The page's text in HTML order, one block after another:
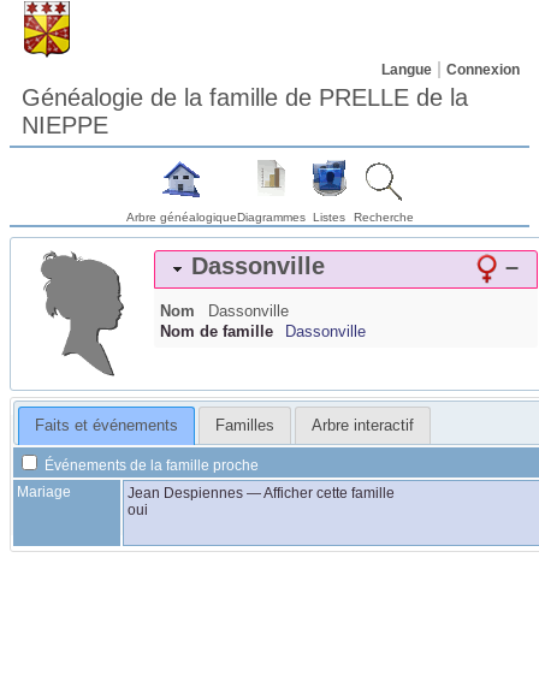
Langue Connexion
Généalogie de la famille de PRELLE de la
NIEPPE
Arbre généalogiqueDiagrammes Listes Recherche
Dassonville –
Nom
Dassonville
Nom de famille
Dassonville
Faits et événements Familles Arbre interactif
Événements de la famille proche
Mariage
Jean Despiennes —Afficher cette famille
oui